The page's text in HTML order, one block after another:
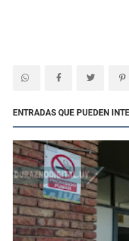
ENTRADAS QUE PUEDEN